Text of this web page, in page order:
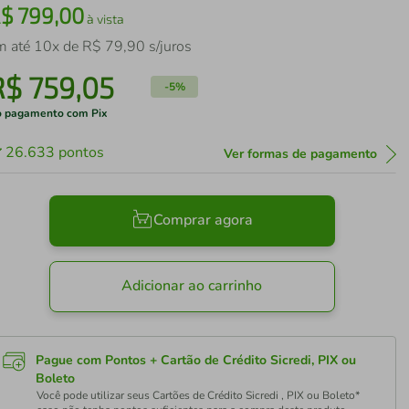
799,00à vista
até 10x de R$ 79,90 s/juros
759,05 -5%
pagamento com Pix
26.633 pontos Ver formas de pagamento
Comprar agora
Adicionar ao carrinho
Pague com Pontos + Cartão de Crédito Sicredi, PIX ou
Boleto
Você pode utilizar seus Cartões de Crédito Sicredi , PIX ou Boleto*